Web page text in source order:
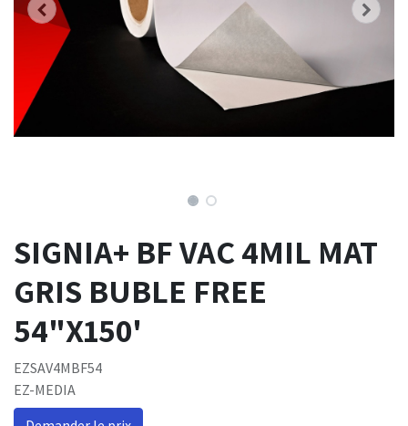
SIGNIA+ BF VAC 4MIL MAT
GRIS BUBLE FREE
54"X150'
EZSAV4MBF54
EZ-MEDIA